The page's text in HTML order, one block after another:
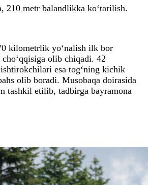
metr balandlikka ko‘tarilish.
kilometrlik yo‘nalish ilk bor
olib chiqadi. 42
esa tog‘ning kichik
olib boradi. Musobaqa doirasida
tashkil etilib, tadbirga bayramona